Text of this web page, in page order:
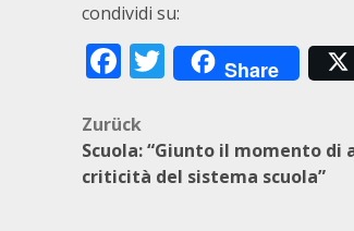
condividi su:
Facebook
Twitter
Share
Beitragsnavigation
Zurück
Scuola: “Giunto il momento di
criticità del sistema scuola”